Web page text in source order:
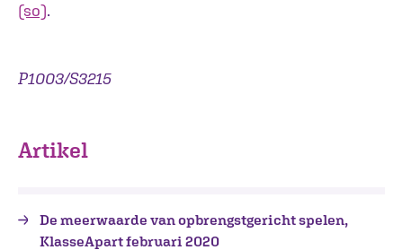
(so).
P1003/S3215
Artikel
De meerwaarde van opbrengstgericht spelen,
KlasseApart februari 2020